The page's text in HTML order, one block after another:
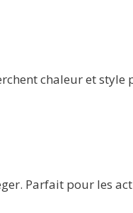
chaleur et style
Parfait pour les